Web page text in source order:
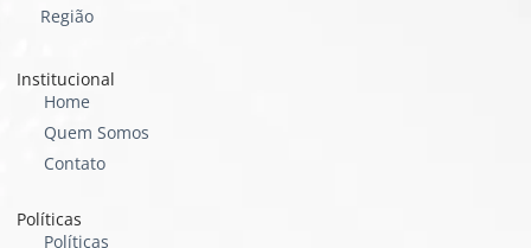
Região
Institucional
Home
Quem Somos
Contato
Políticas
Políticas